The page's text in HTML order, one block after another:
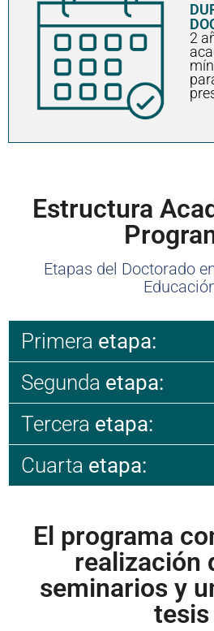
2
Estructura
Etapas del Doctorado
Primera etapa:
Segunda etapa:
Tercera etapa:
Cuarta etapa:
El programa
realización
seminarios y
tesis